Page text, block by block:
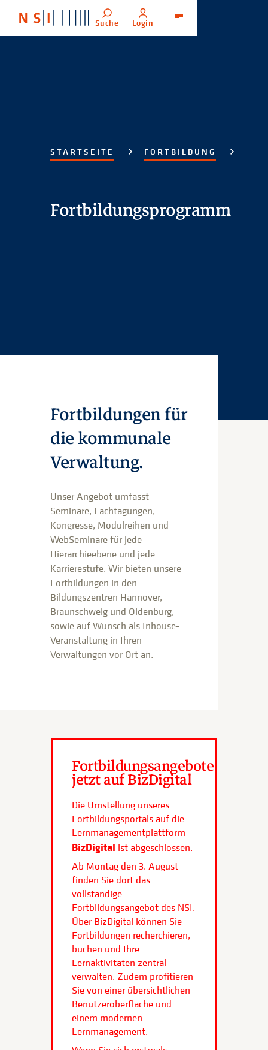
Suche Login
STARTSEITE FORTBILDUNG
Fortbildungsprogramm
Fortbildungen für
die kommunale
Verwaltung.
Unser Angebot umfasst
Seminare, Fachtagungen,
Kongresse, Modulreihen und
WebSeminare für jede
Hierarchieebene und jede
Karrierestufe. Wir bieten unsere
Fortbildungen in den
Bildungszentren Hannover,
Braunschweig und Oldenburg,
sowie auf Wunsch als Inhouse-
Veranstaltung in Ihren
Verwaltungen vor Ort an.
Fortbildungsangebote
jetzt auf BizDigital
Die Umstellung unseres
Fortbildungsportals auf die
Lernmanagementplattform
BizDigital ist abgeschlossen.
Ab Montag den 3. August
finden Sie dort das
vollständige
Fortbildungsangebot des NSI.
Über BizDigital können Sie
Fortbildungen recherchieren,
buchen und Ihre
Lernaktivitäten zentral
verwalten. Zudem profitieren
Sie von einer übersichtlichen
Benutzeroberfläche und
einem modernen
Lernmanagement.